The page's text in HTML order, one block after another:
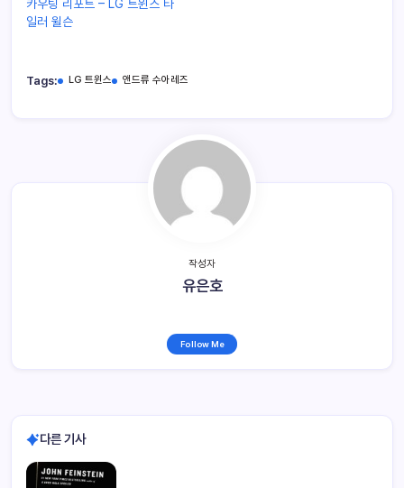
카우팅 리포트 – LG 트윈스 타
일러 윌슨
Tags: LG 트윈스 앤드류 수아레즈
작성자
유은호
Follow Me
다른 기사